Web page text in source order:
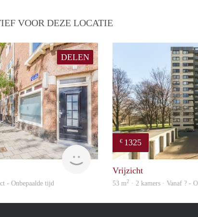
VOOR DEZE LOCATIE
DELEN
Zaanstad
- Onbepaalde tijd
€ 1325
Vrijzicht
53 m2 · 2 kamers · Vanaf ? -